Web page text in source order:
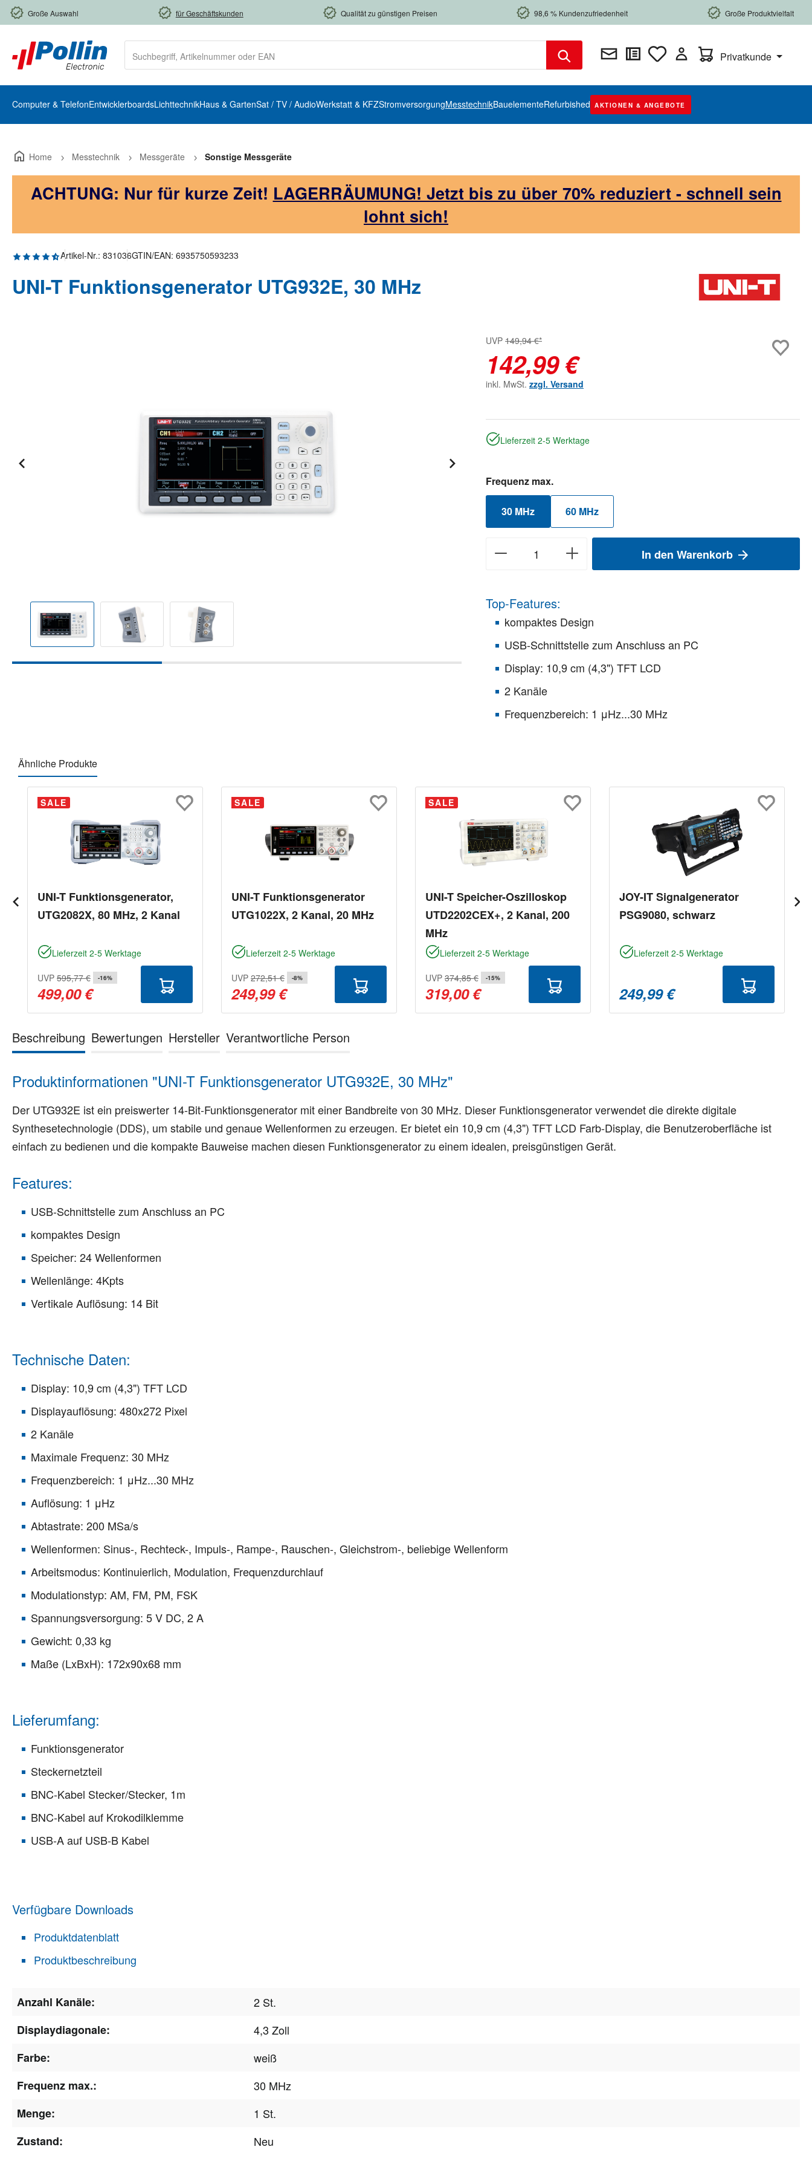
Hauptinhalt springen
Zur Suche springen
Zur Hauptnavigation springen
Große Auswahl für Geschäftskunden Qualität zu günstigen Preisen 98,6 % Kundenzufriedenheit Große Produktvielfalt
Warenkorb enthält 0
Privatkunde
Computer & TelefonEntwicklerboardsLichttechnikHaus & GartenSat / TV / AudioWerkstatt & KFZStromversorgungMesstechnikBauelementeRefurbished AKTIONEN & ANGEBOTE
Home Messtechnik Messgeräte Sonstige Messgeräte
ACHTUNG: Nur für kurze Zeit! LAGERRÄUMUNG! Jetzt bis zu über 70% reduziert - schnell sein
lohnt sich!
Durchschnittliche Bewertung von 4.67 von 5 Sternen
Artikel-Nr.: 831036GTIN/EAN: 6935750593233
UNI-T Funktionsgenerator UTG932E, 30 MHz
UVP 149,94 €*
142,99 €
inkl. MwSt. zzgl. Versand
Lieferzeit 2-5 Werktage
Frequenz max.auswählen
30 MHz 60 MHz
In den Warenkorb
Top-Features:
kompaktes Design
USB-Schnittstelle zum Anschluss an PC
Display: 10,9 cm (4,3") TFT LCD
2 Kanäle
Frequenzbereich: 1 μHz...30 MHz
Ähnliche Produkte
Produktgalerie überspringen
SALE
UNI-T Funktionsgenerator,
UTG2082X, 80 MHz, 2 Kanal
Lieferzeit 2-5 Werktage
UVP 595,77 € -16%
499,00 €
SALE
UNI-T Funktionsgenerator
UTG1022X, 2 Kanal, 20 MHz
Lieferzeit 2-5 Werktage
UVP 272,51 € -8%
249,99 €
SALE
UNI-T Speicher-Oszilloskop
UTD2202CEX+, 2 Kanal, 200
MHz
Lieferzeit 2-5 Werktage
UVP 374,85 € -15%
319,00 €
JOY-IT Signalgenerator
PSG9080, schwarz
Lieferzeit 2-5 Werktage
249,99 €
Beschreibung Bewertungen Hersteller Verantwortliche Person
Produktinformationen "UNI-T Funktionsgenerator UTG932E, 30 MHz"
Der UTG932E ist ein preiswerter 14-Bit-Funktionsgenerator mit einer Bandbreite von 30 MHz. Dieser Funktionsgenerator verwendet die direkte digitale
Synthesetechnologie (DDS), um stabile und genaue Wellenformen zu erzeugen. Er bietet ein 10,9 cm (4,3") TFT LCD Farb-Display, die Benutzeroberfläche ist
einfach zu bedienen und die kompakte Bauweise machen diesen Funktionsgenerator zu einem idealen, preisgünstigen Gerät.
Features:
USB-Schnittstelle zum Anschluss an PC
kompaktes Design
Speicher: 24 Wellenformen
Wellenlänge: 4Kpts
Vertikale Auflösung: 14 Bit
Technische Daten:
Display: 10,9 cm (4,3") TFT LCD
Displayauflösung: 480x272 Pixel
2 Kanäle
Maximale Frequenz: 30 MHz
Frequenzbereich: 1 μHz...30 MHz
Auflösung: 1 μHz
Abtastrate: 200 MSa/s
Wellenformen: Sinus-, Rechteck-, Impuls-, Rampe-, Rauschen-, Gleichstrom-, beliebige Wellenform
Arbeitsmodus: Kontinuierlich, Modulation, Frequenzdurchlauf
Modulationstyp: AM, FM, PM, FSK
Spannungsversorgung: 5 V DC, 2 A
Gewicht: 0,33 kg
Maße (LxBxH): 172x90x68 mm
Lieferumfang:
Funktionsgenerator
Steckernetzteil
BNC-Kabel Stecker/Stecker, 1m
BNC-Kabel auf Krokodilklemme
USB-A auf USB-B Kabel
Verfügbare Downloads
Produktdatenblatt
Produktbeschreibung
Anzahl Kanäle:
2 St.
Displaydiagonale:
4,3 Zoll
Farbe:
weiß
Frequenz max.:
30 MHz
Menge:
1 St.
Zustand:
Neu